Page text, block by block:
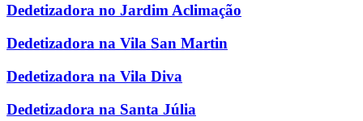
Dedetizadora no Jardim Aclimação
Dedetizadora na Vila San Martin
Dedetizadora na Vila Diva
Dedetizadora na Santa Júlia